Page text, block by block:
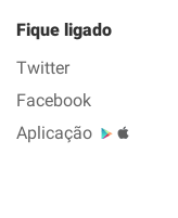
Fique ligado
Twitter
Facebook
Aplicação